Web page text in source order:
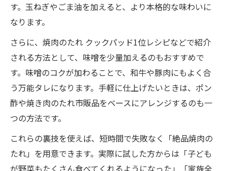
す。玉ねぎやごま油を加えると、より本格的な味わいに
なります。
さらに、焼肉のたれ クックパッド1位レシピなどで紹介
される方法として、味噌を少量加えるのもおすすめで
す。味噌のコクが加わることで、和牛や豚肉にもよく合
う万能タレになります。手軽に仕上げたいときは、ポン
酢や焼き肉のたれ市販品をベースにアレンジするのも一
つの方法です。
これらの裏技を使えば、短時間で失敗なく「絶品焼肉の
たれ」を用意できます。実際に試した方からは「子ども